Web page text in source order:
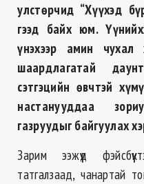
улстөрчид “Хүүхэд
гээд байх юм.
үнэхээр амин чухал
шаардлагатай
сэтгэцийн өвчтэй
настанууддаа
газруудыг байгуулах
Зарим ээжүүд
татгалзаад, чанартай